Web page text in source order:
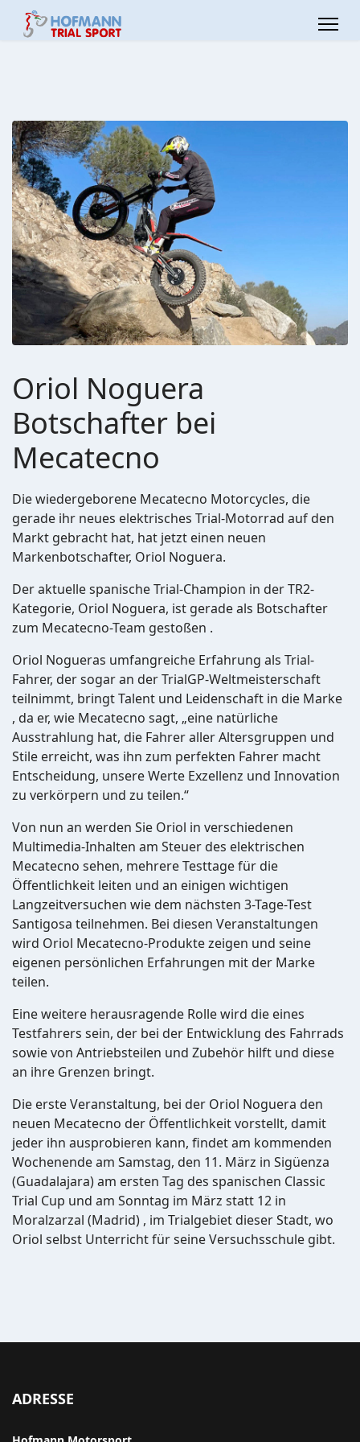
Oriol Noguera
Botschafter bei
Mecatecno
Die wiedergeborene Mecatecno Motorcycles, die
gerade ihr neues elektrisches Trial-Motorrad auf den
Markt gebracht hat, hat jetzt einen neuen
Markenbotschafter, Oriol Noguera.
Der aktuelle spanische Trial-Champion in der TR2-
Kategorie, Oriol Noguera, ist gerade als Botschafter
zum Mecatecno-Team gestoßen .
Oriol Nogueras umfangreiche Erfahrung als Trial-
Fahrer, der sogar an der TrialGP-Weltmeisterschaft
teilnimmt, bringt Talent und Leidenschaft in die Marke
, da er, wie Mecatecno sagt, „eine natürliche
Ausstrahlung hat, die Fahrer aller Altersgruppen und
Stile erreicht, was ihn zum perfekten Fahrer macht
Entscheidung, unsere Werte Exzellenz und Innovation
zu verkörpern und zu teilen.“
Von nun an werden Sie Oriol in verschiedenen
Multimedia-Inhalten am Steuer des elektrischen
Mecatecno sehen, mehrere Testtage für die
Öffentlichkeit leiten und an einigen wichtigen
Langzeitversuchen wie dem nächsten 3-Tage-Test
Santigosa teilnehmen. Bei diesen Veranstaltungen
wird Oriol Mecatecno-Produkte zeigen und seine
eigenen persönlichen Erfahrungen mit der Marke
teilen.
Eine weitere herausragende Rolle wird die eines
Testfahrers sein, der bei der Entwicklung des Fahrrads
sowie von Antriebsteilen und Zubehör hilft und diese
an ihre Grenzen bringt.
Die erste Veranstaltung, bei der Oriol Noguera den
neuen Mecatecno der Öffentlichkeit vorstellt, damit
jeder ihn ausprobieren kann, findet am kommenden
Wochenende am Samstag, den 11. März in Sigüenza
(Guadalajara) am ersten Tag des spanischen Classic
Trial Cup und am Sonntag im März statt 12 in
Moralzarzal (Madrid) , im Trialgebiet dieser Stadt, wo
Oriol selbst Unterricht für seine Versuchsschule gibt.
ADRESSE